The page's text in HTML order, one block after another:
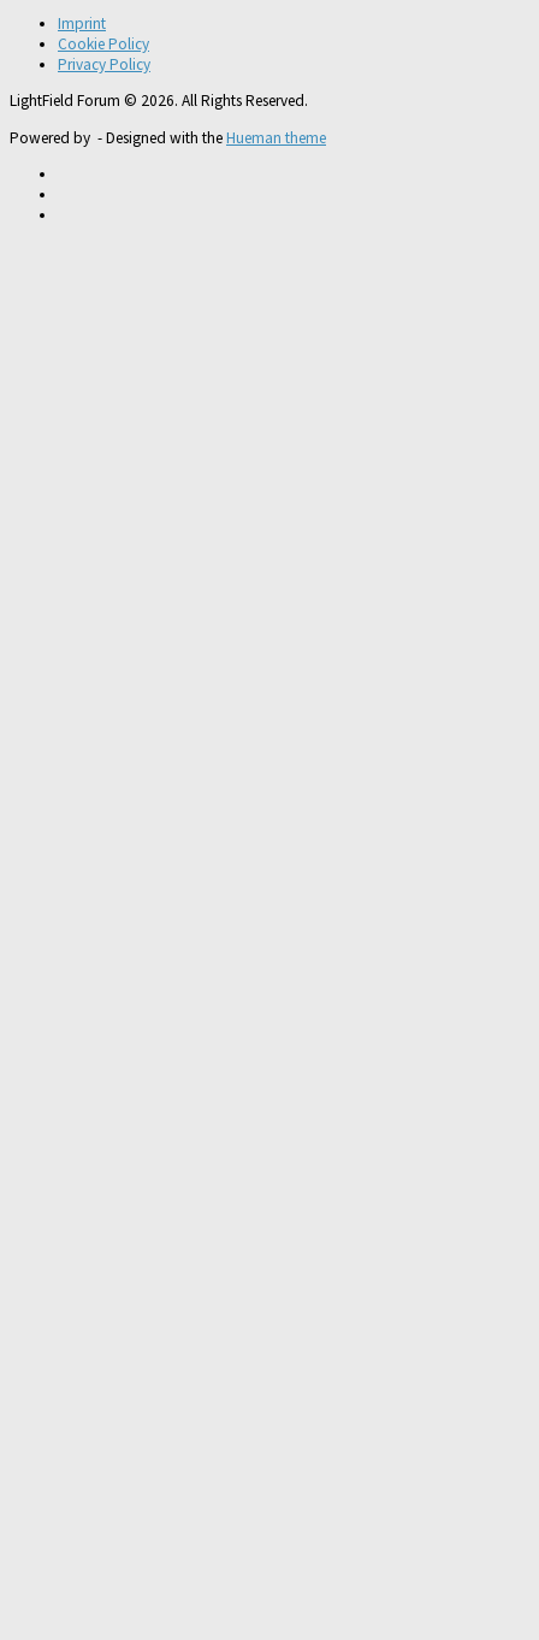
Imprint
Cookie Policy
Privacy Policy
LightField Forum © 2026. All Rights Reserved.
Powered by - Designed with theHueman theme